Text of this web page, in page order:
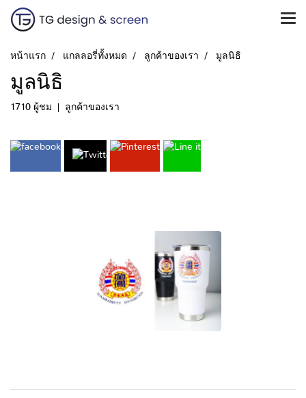
หน้าแรก แกลลอรี่ทั้งหมด ลูกค้าของเรา มูลนิธิ
มูลนิธิ
1710 ผู้ชม ลูกค้าของเรา